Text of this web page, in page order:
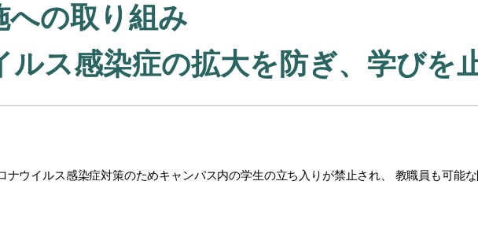
への取り組み
ルス感染症の拡大を防ぎ、学びを
ウイルス感染症対策のためキャンパス内の学生の立ち入 りが禁止され、 教職員も可能